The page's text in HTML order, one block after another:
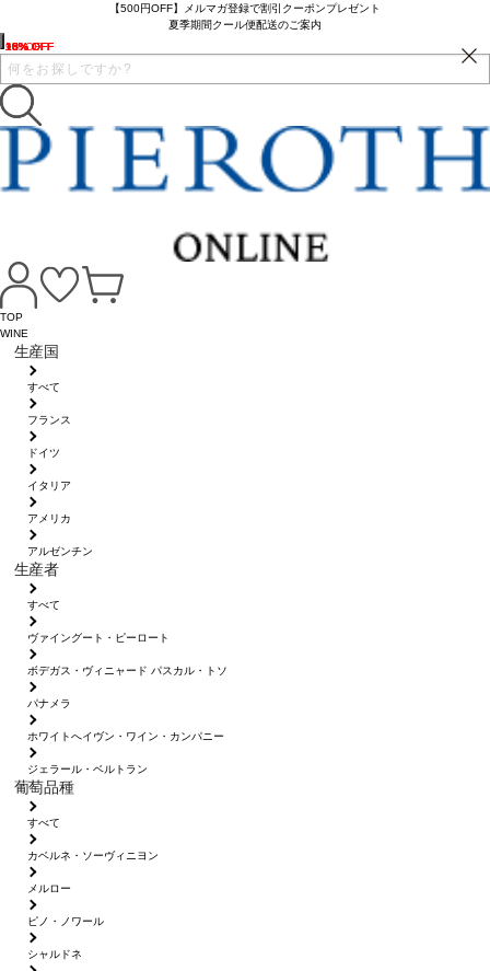
【500円OFF】メルマガ登録で割引クーポンプレゼント
夏季期間クール便配送のご案内
TOP
WINE
生産国
すべて
フランス
ドイツ
イタリア
アメリカ
アルゼンチン
生産者
すべて
ヴァイングート・ピーロート
ボデガス・ヴィニャード パスカル・トソ
パナメラ
ホワイトへイヴン・ワイン・カンパニー
ジェラール・ベルトラン
葡萄品種
すべて
カベルネ・ソーヴィニヨン
メルロー
ピノ・ノワール
シャルドネ
10% OFF
16% OFF
13% OFF
13% OFF
10% OFF
9% OFF
16% OFF
15% OFF